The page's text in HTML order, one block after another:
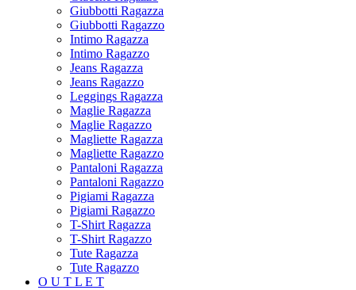
Giubbotti Ragazza
Giubbotti Ragazzo
Intimo Ragazza
Intimo Ragazzo
Jeans Ragazza
Jeans Ragazzo
Leggings Ragazza
Maglie Ragazza
Maglie Ragazzo
Magliette Ragazza
Magliette Ragazzo
Pantaloni Ragazza
Pantaloni Ragazzo
Pigiami Ragazza
Pigiami Ragazzo
T-Shirt Ragazza
T-Shirt Ragazzo
Tute Ragazza
Tute Ragazzo
O U T L E T